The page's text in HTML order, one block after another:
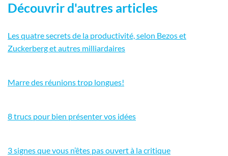
Découvrir d'autres articles
Les quatre secrets de la productivité, selon Bezos et
Zuckerberg et autres milliardaires
Marre des réunions trop longues!
8 trucs pour bien présenter vos idées
3 signes que vous n’êtes pas ouvert à la critique